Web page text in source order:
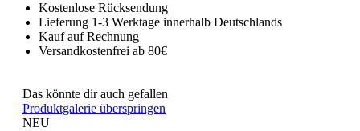
Kostenlose Rücksendung
Lieferung 1-3 Werktage innerhalb Deutschlands
Kauf auf Rechnung
Versandkostenfrei ab 80€
Das könnte dir auch gefallen
Produktgalerie überspringen
NEU